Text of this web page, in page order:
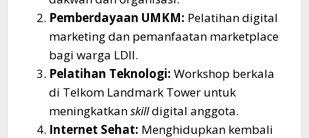
Pemberdayaan UMKM: Pelatihan digital
marketing dan pemanfaatan marketplace
bagi warga LDII.
Pelatihan Teknologi: Workshop berkala
di Telkom Landmark Tower untuk
meningkatkanskilldigital anggota.
Internet Sehat: Menghidupkan kembali